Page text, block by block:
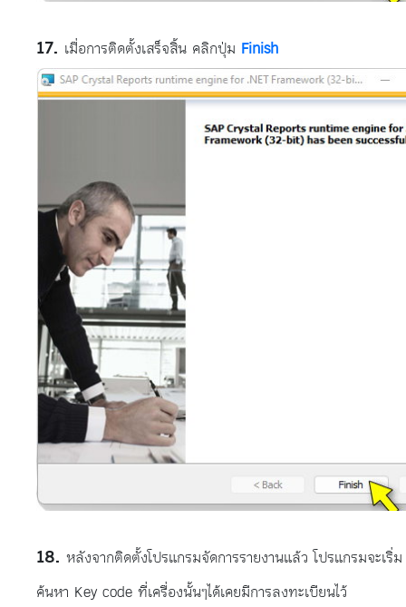
เมื่อการติดตั้งเสร็จสิ้น คลิกปุ่ม Finish
หลังจากติดตั้งโปรแกรมจัดการรายงานแล้ว โปรแกรมจะเริ่ม
ค้นหา Key code ที่เครื่องนั้นๆได้เคยมีการลงทะเบียนไว้